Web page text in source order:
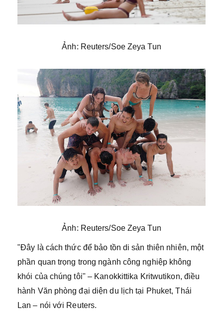
Ảnh: Reuters/Soe Zeya Tun
Ảnh: Reuters/Soe Zeya Tun
"Đây là cách thức để bảo tồn di sản thiên nhiên, một
phần quan trọng trong ngành công nghiệp không
khói của chúng tôi" – Kanokkittika Kritwutikon, điều
hành Văn phòng đại diện du lịch tại Phuket, Thái
Lan – nói với Reuters.